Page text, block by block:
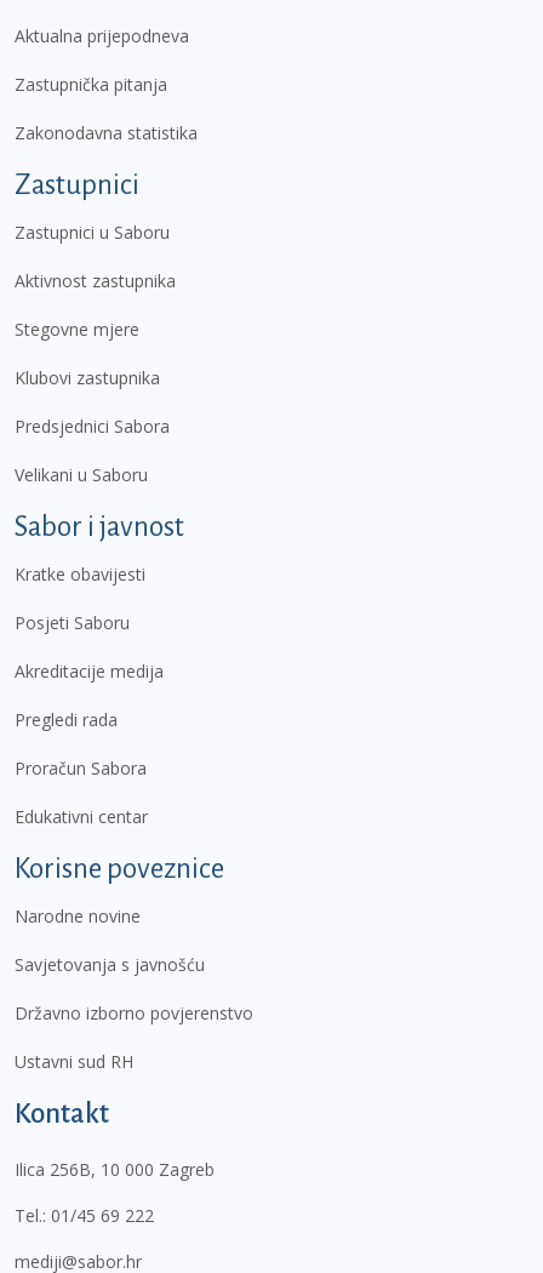
Aktualna prijepodneva
Zastupnička pitanja
Zakonodavna statistika
Zastupnici
Zastupnici u Saboru
Aktivnost zastupnika
Stegovne mjere
Klubovi zastupnika
Predsjednici Sabora
Velikani u Saboru
Sabor i javnost
Kratke obavijesti
Posjeti Saboru
Akreditacije medija
Pregledi rada
Proračun Sabora
Edukativni centar
Korisne poveznice
Narodne novine
Savjetovanja s javnošću
Državno izborno povjerenstvo
Ustavni sud RH
Kontakt
Ilica 256B, 10 000 Zagreb
Tel.: 01/45 69 222
mediji@sabor.hr